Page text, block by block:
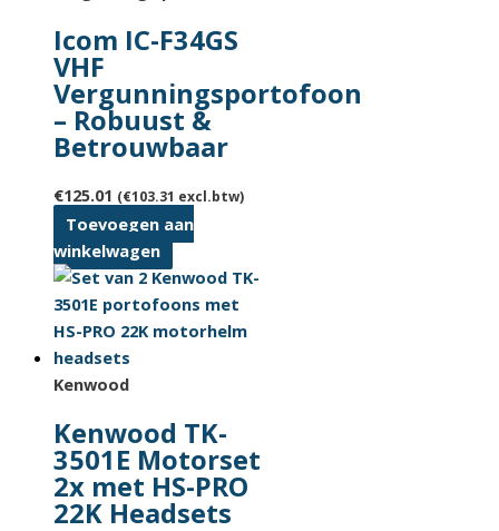
optie
gekozen
worden
op
productpagina
Icom IC-F34GS
VHF
Vergunningsportofoon
– Robuust &
Betrouwbaar
€125.01 (€103.31 excl.btw)
Toevoegen aan
winkelwagen
Kenwood
Kenwood TK-
3501E Motorset
2x met HS-PRO
22K Headsets